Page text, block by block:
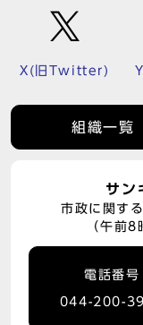
X(旧Twitter)
組織一覧
サン
市政に関す
（午前
電話番号
044-200-